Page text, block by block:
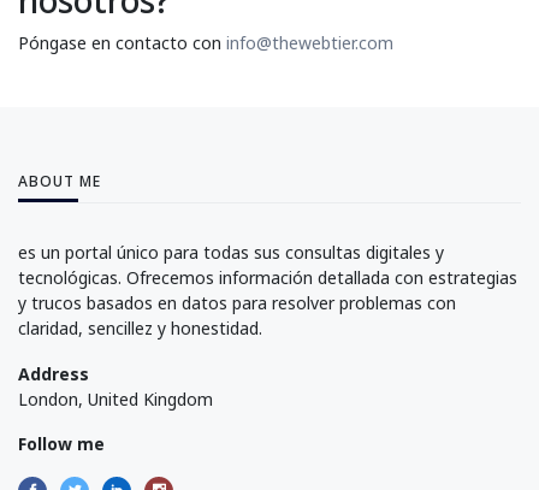
Póngase en contacto con info@thewebtier.com
ABOUT ME
es un portal único para todas sus consultas digitales y
tecnológicas. Ofrecemos información detallada con estrategias
y trucos basados en datos para resolver problemas con
claridad, sencillez y honestidad.
Address
London, United Kingdom
Follow me